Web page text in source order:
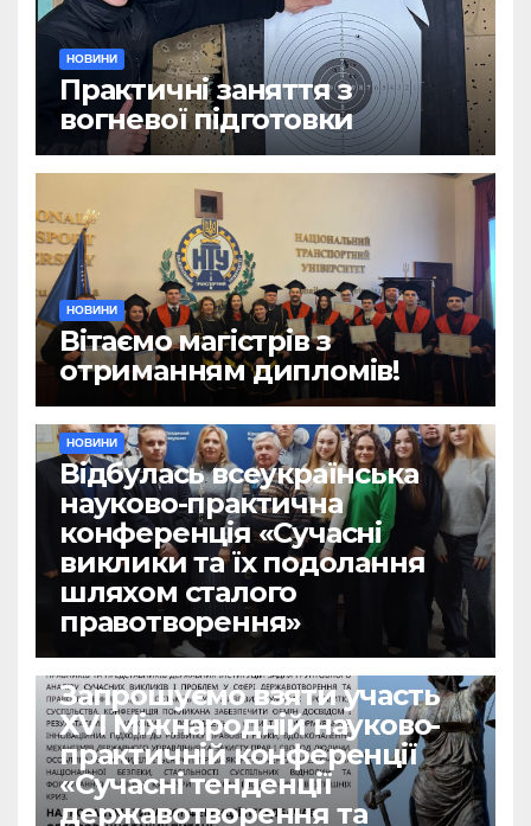
НОВИНИ
Практичні заняття з
вогневої підготовки
НОВИНИ
Вітаємо магістрів з
отриманням дипломів!
НОВИНИ
Відбулась всеукраїнська
науково-практична
конференція «Сучасні
виклики та їх подолання
шляхом сталого
правотворення»
Запрошуємо взяти участь
ХVІ Міжнародній науково-
практичній конференції
«Сучасні тенденції
державотворення та